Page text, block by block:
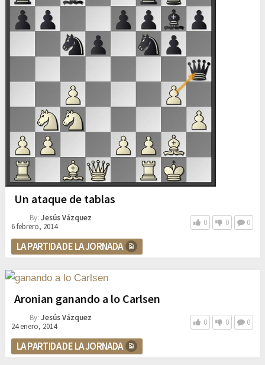
Un ataque de tablas
By: Jesús Vázquez
6 febrero, 2014
0 0 0
LA PARTIDA DE LA JORNADA
Aronian ganando a lo Carlsen
By: Jesús Vázquez
24 enero, 2014
0 0 0
LA PARTIDA DE LA JORNADA